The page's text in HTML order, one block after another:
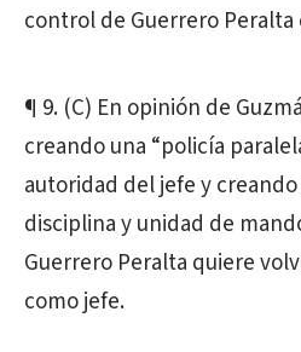
control de Guerrero Peralta
¶ 9. (C) En opinión de
creando una “policía
autoridad del jefe y
disciplina y unidad de
Guerrero Peralta quiere
como jefe.